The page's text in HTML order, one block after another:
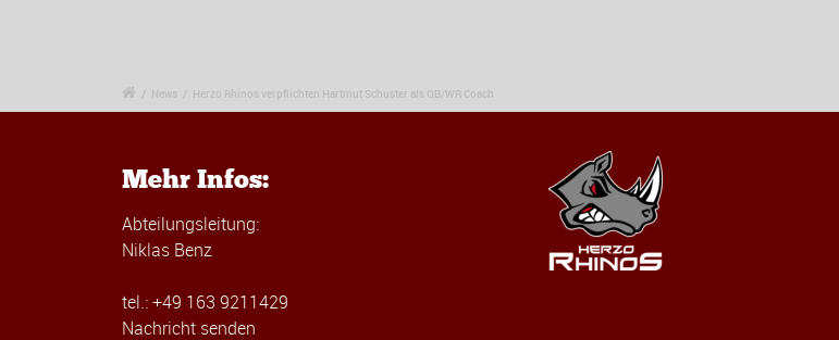
/ News / Herzo Rhinos verpflichten Hartmut Schuster als QB/WR Coach
Mehr Infos:
Abteilungsleitung:
Niklas Benz
tel.: +49 163 9211429
Nachricht senden